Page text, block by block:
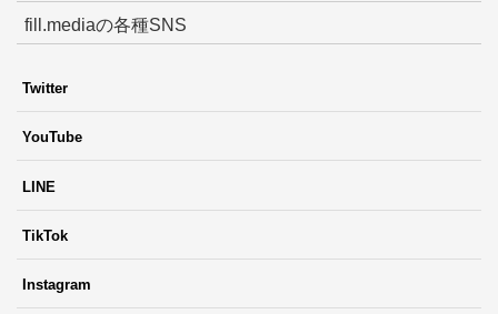
fill.mediaの各種SNS
Twitter
YouTube
LINE
TikTok
Instagram